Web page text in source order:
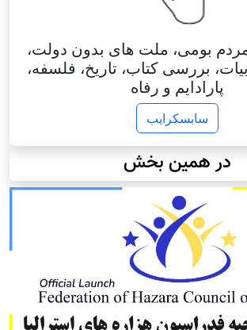
بومی، ملت های بدون دولت،
بررسی کتاب، تاریخ، فلسفه،
پارادایم و رفاه
سابسکرایب
در همین بخش